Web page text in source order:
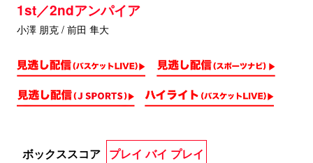
1st／2ndアンパイア
小澤 朋克 / 前田 隼大
ボックススコア プレイ バイ プレイ